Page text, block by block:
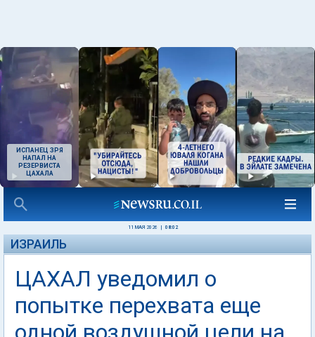
ИСПАНЕЦ ЗРЯ
НАПАЛ НА
РЕЗЕРВИСТА
ЦАХАЛА
11 МАЯ 2026 08:02
ИЗРАИЛЬ
ЦАХАЛ уведомил о
попытке перехвата еще